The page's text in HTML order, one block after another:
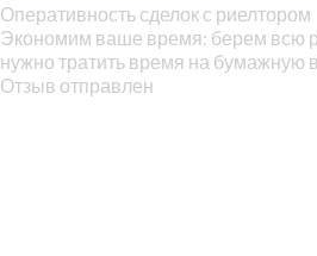
Оперативность сделок с риелтором
Экономим ваше время: берем всю
нужно тратить время на бумажную
Отзыв отправлен